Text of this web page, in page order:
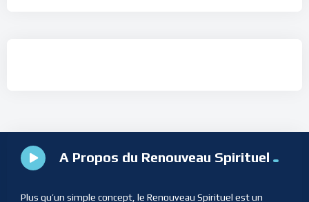
A Propos du Renouveau Spirituel
Plus qu’un simple concept, le Renouveau Spirituel est un